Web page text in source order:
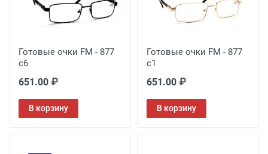
Готовые очки FM - 877
c6
651.00 ₽
В корзину
Готовые очки FM - 877
c1
651.00 ₽
В корзину